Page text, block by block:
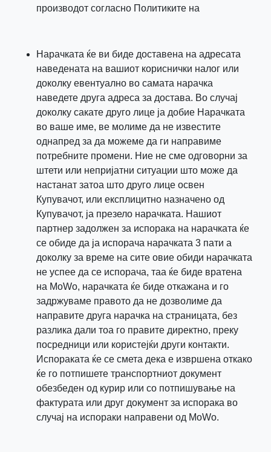
производот согласно Политиките на
Нарачката ќе ви биде доставена на адресата
наведената на вашиот кориснички налог или
доколку евентуално во самата нарачка
наведете друга адреса за достава. Во случај
доколку сакате друго лице ја добие Нарачката
во ваше име, ве молиме да не известите
однапред за да можеме да ги направиме
потребните промени. Ние не сме одговорни за
штети или непријатни ситуации што може да
настанат затоа што друго лице освен
Купувачот, или експлицитно назначено од
Купувачот, ја презело нарачката. Нашиот
партнер задолжен за испорака на нарачката ќе
се обиде да ја испорача нарачката 3 пати а
доколку за време на сите овие обиди нарачката
не успее да се испорача, таа ќе биде вратена
на MoWo, нарачката ќе биде откажана и го
задржуваме правото да не дозволиме да
направите друга нарачка на страницата, без
разлика дали тоа го правите директно, преку
посредници или користејќи други контакти.
Испораката ќе се смета дека е извршена откако
ќе го потпишете транспортниот документ
обезбеден од курир или со потпишување на
фактурата или друг документ за испорака во
случај на испораки направени од MoWo.